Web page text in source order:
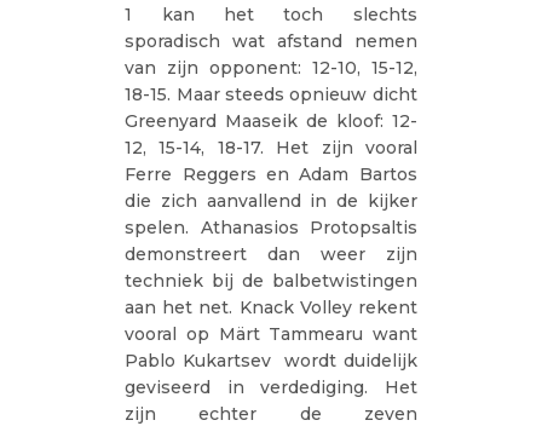
1 kan het toch slechts
sporadisch wat afstand nemen
van zijn opponent: 12-10, 15-12,
18-15. Maar steeds opnieuw dicht
Greenyard Maaseik de kloof: 12-
12, 15-14, 18-17. Het zijn vooral
Ferre Reggers en Adam Bartos
die zich aanvallend in de kijker
spelen. Athanasios Protopsaltis
demonstreert dan weer zijn
techniek bij de balbetwistingen
aan het net. Knack Volley rekent
vooral op Märt Tammearu want
Pablo Kukartsev wordt duidelijk
geviseerd in verdediging. Het
zijn echter de zeven